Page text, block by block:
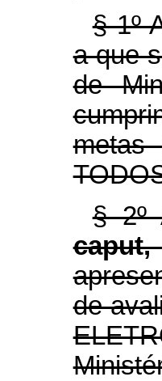
§ 1º
a que
de
metas
§ 2º
de